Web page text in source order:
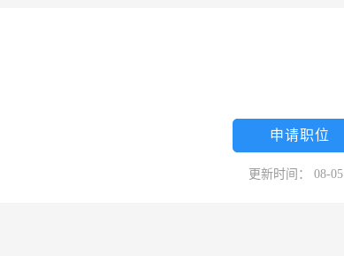
申请职位
更新时间： 08-05